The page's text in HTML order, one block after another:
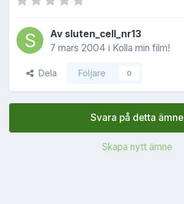
Av sluten_cell_nr13
7 mars 2004 i Kolla min film!
Dela Följare 0
Svara på detta ämne
Skapa nytt ämne